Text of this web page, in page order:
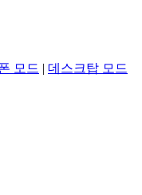
모드 | 데스크탑 모드